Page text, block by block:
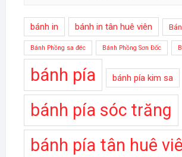
bánh in bánh in tân huê viên
Bánh Phồng sa đéc Bánh Phồng Sơn Đốc
bánh pía bánh pía kim sa
bánh pía sóc trăng
bánh pía tân huê